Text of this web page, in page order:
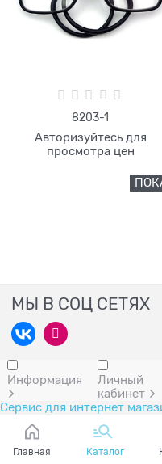
8203-1
Авторизуйтесь для
просмотра цен
МЫ В СОЦ СЕТЯХ
Информация
Личный
кабинет
Сервис для интернет
Главная Каталог